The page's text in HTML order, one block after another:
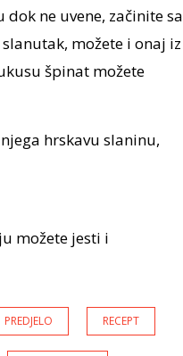
ne uvene, začinite sa
možete i onaj iz
špinat možete
hrskavu slaninu,
možete jesti i
PREDJELO RECEPT